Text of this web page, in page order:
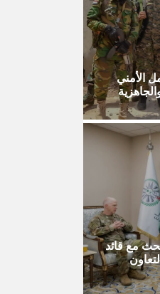
الأمني
مع قائد